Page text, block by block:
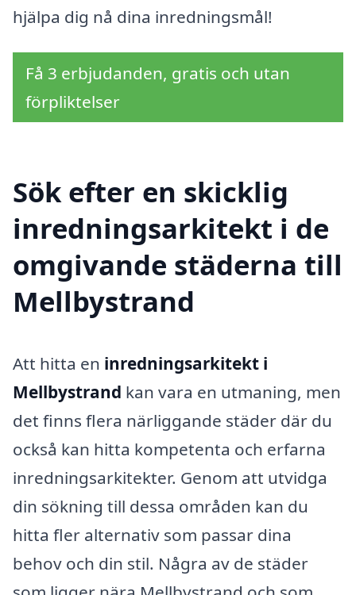
hjälpa dig nå dina inredningsmål!
Få 3 erbjudanden, gratis och utan
förpliktelser
Sök efter en skicklig
inredningsarkitekt i de
omgivande städerna till
Mellbystrand
Att hitta en inredningsarkitekt i
Mellbystrand kan vara en utmaning, men
det finns flera närliggande städer där du
också kan hitta kompetenta och erfarna
inredningsarkitekter. Genom att utvidga
din sökning till dessa områden kan du
hitta fler alternativ som passar dina
behov och din stil. Några av de städer